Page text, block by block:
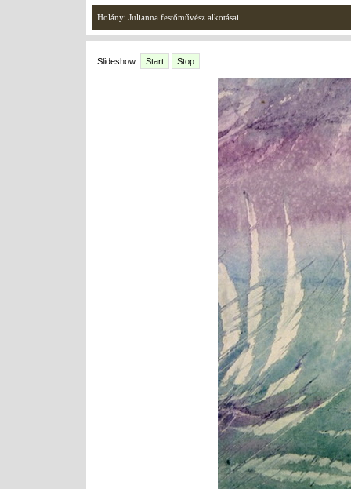
Holányi Julianna festőművész alkotásai.
Slideshow: Start Stop